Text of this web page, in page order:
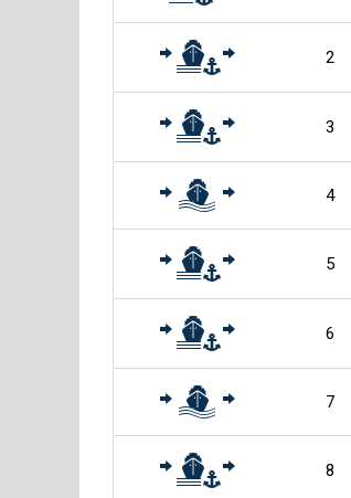
2
3
4
5
6
7
8